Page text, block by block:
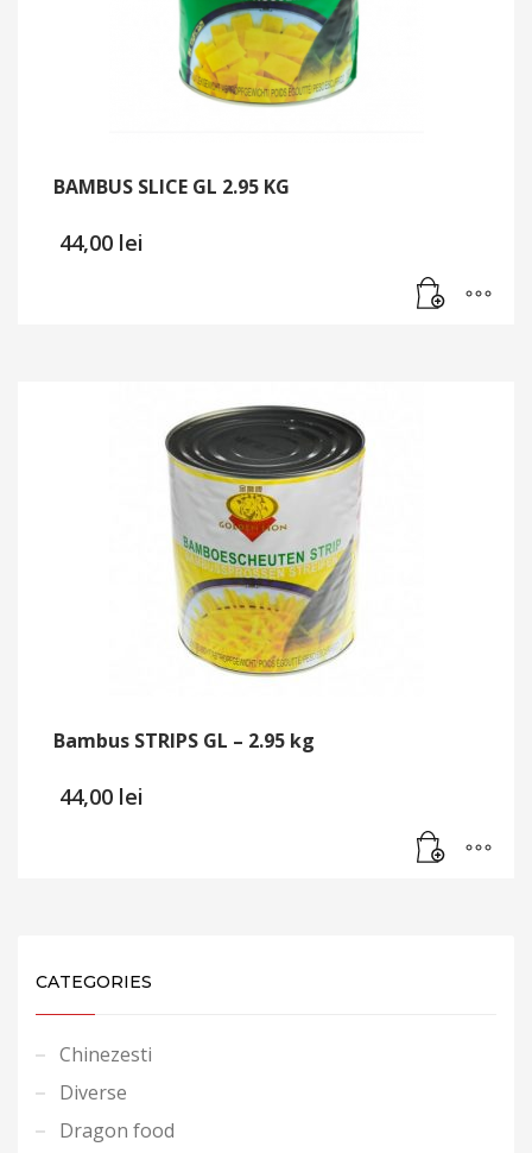
BAMBUS SLICE GL 2.95 KG
44,00 lei
Bambus STRIPS GL – 2.95 kg
44,00 lei
CATEGORIES
Chinezesti
Diverse
Dragon food